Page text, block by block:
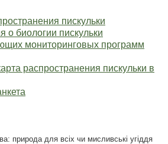
пискульки
о биологии пискульки
мониторинговых программ
распространения пискульки в
природа для всіх чи мисливські угіддя